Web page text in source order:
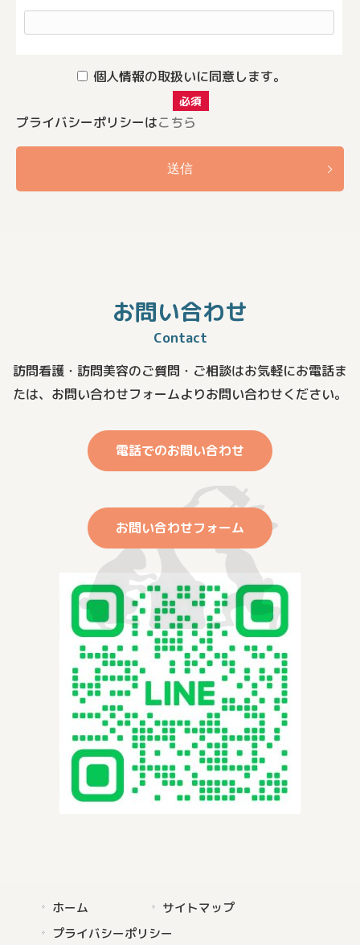
個人情報の取扱いに同意します。
必須
プライバシーポリシーはこちら
お問い合わせ
Contact
訪問看護・訪問美容のご質問・ご相談はお気軽にお電話ま
たは、 お問い合わせフォームよりお問い合わせください。
電話でのお問い合わせ
お問い合わせフォーム
ホーム
サイトマップ
プライバシーポリシー